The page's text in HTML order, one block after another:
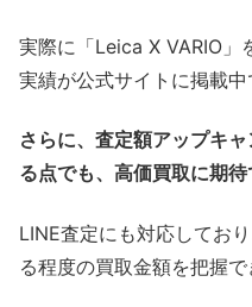
実際に「Leica X VARIO」
実績が公式サイトに掲載中
さらに、査定額アップキ
る点でも、高価買取に期待
LINE査定にも対応してお
る程度の買取金額を把握